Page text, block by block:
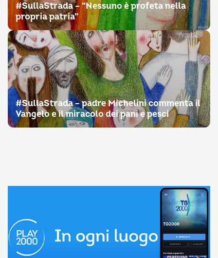
#SullaStrada – “Nessuno è profeta nella
propria patria”
#SullaStrada – padre Michelini commenta il
Vangelo e il miracolo dei pani e pesci